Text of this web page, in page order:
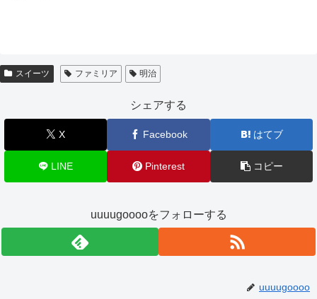
スイーツ ファミリア 明治
シェアする
X Facebook はてブ
LINE Pinterest コピー
uuuugooooをフォローする
uuuugoooo